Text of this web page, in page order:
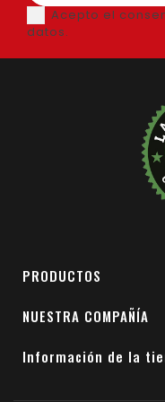
Acepto el
datos.
PRODUCTOS
NUESTRA COMPAÑÍA
Información de la